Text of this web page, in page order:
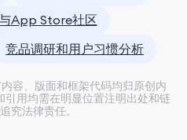
App Store社区
竞品调研和用户习惯分析
容、版面和框架代码均归原创内
用均需在明显位置注明出处和链
究法律责任。